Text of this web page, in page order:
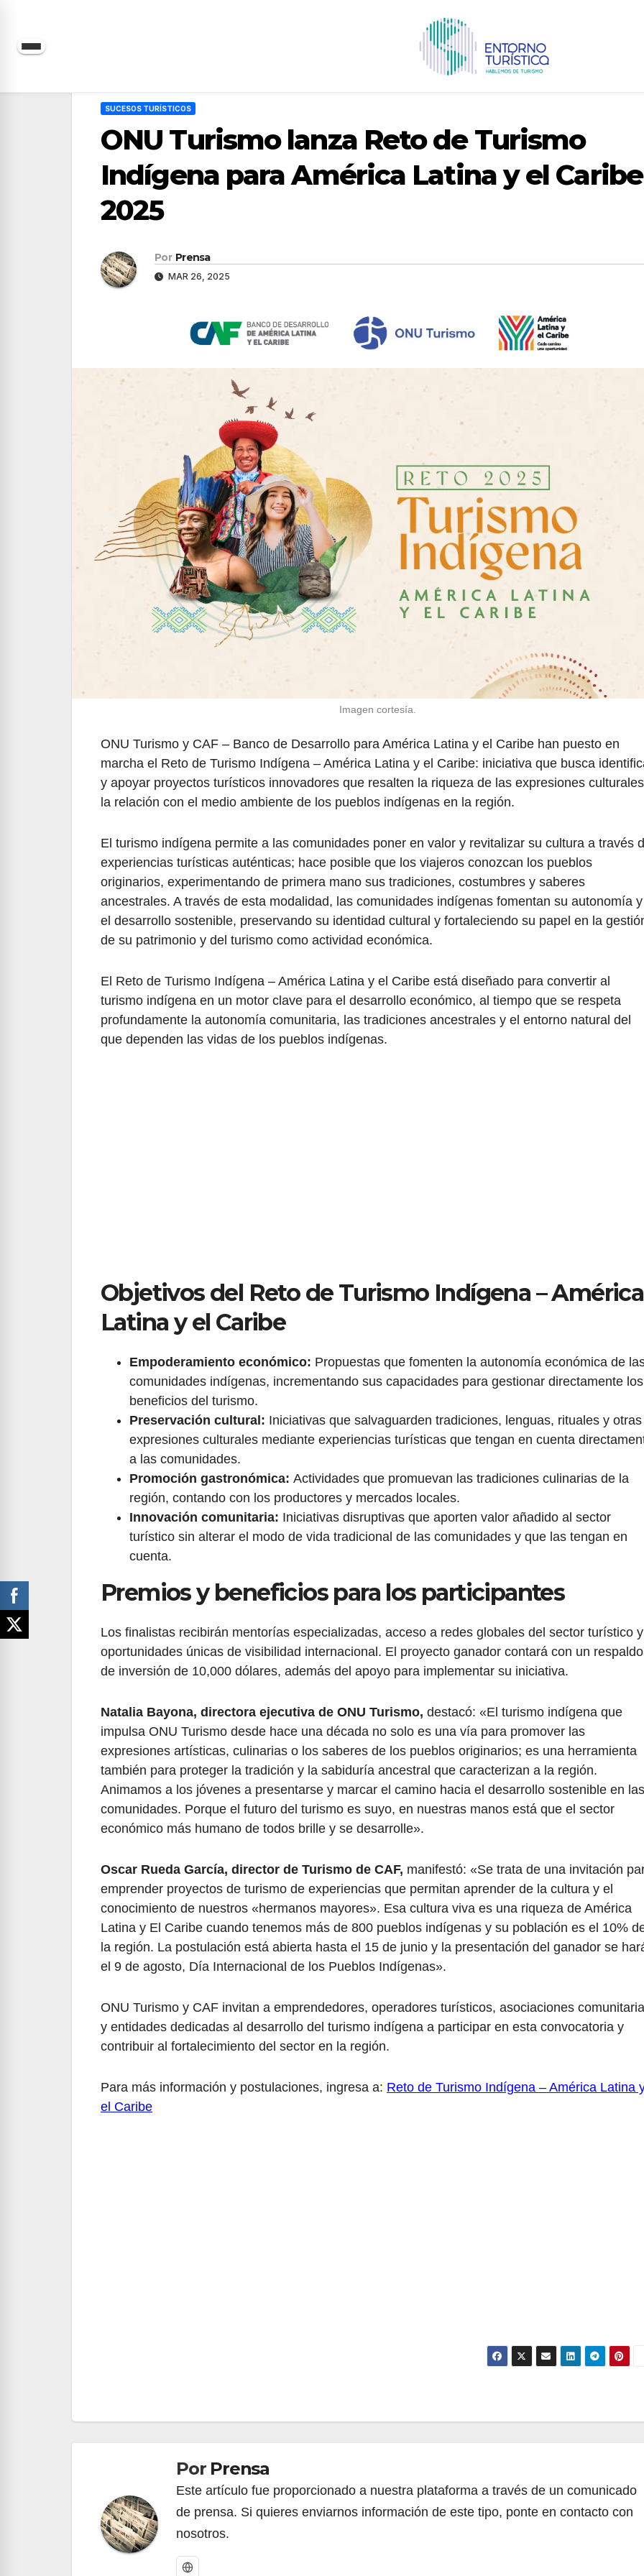
Saltar
SUCESOS TURÍSTICOS
ONU Turismo lanza Reto de Turismo
Indígena para América Latina y el Caribe
2025
Por Prensa
MAR 26, 2025
Imagen cortesía.
ONU Turismo y CAF – Banco de Desarrollo para América Latina y el Caribe han puesto en
marcha el Reto de Turismo Indígena – América Latina y el Caribe: iniciativa que busca
y apoyar proyectos turísticos innovadores que resalten la riqueza de las expresiones
la relación con el medio ambiente de los pueblos indígenas en la región.
El turismo indígena permite a las comunidades poner en valor y revitalizar su cultura a través
experiencias turísticas auténticas; hace posible que los viajeros conozcan los pueblos
originarios, experimentando de primera mano sus tradiciones, costumbres y saberes
ancestrales. A través de esta modalidad, las comunidades indígenas fomentan su autonomía y
el desarrollo sostenible, preservando su identidad cultural y fortaleciendo su papel en la
de su patrimonio y del turismo como actividad económica.
El Reto de Turismo Indígena – América Latina y el Caribe está diseñado para convertir al
turismo indígena en un motor clave para el desarrollo económico, al tiempo que se respeta
profundamente la autonomía comunitaria, las tradiciones ancestrales y el entorno natural del
que dependen las vidas de los pueblos indígenas.
Objetivos del Reto de Turismo Indígena – América
Latina y el Caribe
Empoderamiento económico: Propuestas que fomenten la autonomía económica de
comunidades indígenas, incrementando sus capacidades para gestionar directamente los
beneficios del turismo.
Preservación cultural: Iniciativas que salvaguarden tradiciones, lenguas, rituales y otras
expresiones culturales mediante experiencias turísticas que tengan en cuenta
a las comunidades.
Promoción gastronómica: Actividades que promuevan las tradiciones culinarias de la
región, contando con los productores y mercados locales.
Innovación comunitaria: Iniciativas disruptivas que aporten valor añadido al sector
turístico sin alterar el modo de vida tradicional de las comunidades y que las tengan en
cuenta.
Premios y beneficios para los participantes
Los finalistas recibirán mentorías especializadas, acceso a redes globales del sector turístico y
oportunidades únicas de visibilidad internacional. El proyecto ganador contará con un respaldo
de inversión de 10,000 dólares, además del apoyo para implementar su iniciativa.
Natalia Bayona, directora ejecutiva de ONU Turismo, destacó: «El turismo indígena que
impulsa ONU Turismo desde hace una década no solo es una vía para promover las
expresiones artísticas, culinarias o los saberes de los pueblos originarios; es una herramienta
también para proteger la tradición y la sabiduría ancestral que caracterizan a la región.
Animamos a los jóvenes a presentarse y marcar el camino hacia el desarrollo sostenible en las
comunidades. Porque el futuro del turismo es suyo, en nuestras manos está que el sector
económico más humano de todos brille y se desarrolle».
Oscar Rueda García, director de Turismo de CAF, manifestó: «Se trata de una invitación
emprender proyectos de turismo de experiencias que permitan aprender de la cultura y el
conocimiento de nuestros «hermanos mayores». Esa cultura viva es una riqueza de América
Latina y El Caribe cuando tenemos más de 800 pueblos indígenas y su población es el 10%
la región. La postulación está abierta hasta el 15 de junio y la presentación del ganador se
el 9 de agosto, Día Internacional de los Pueblos Indígenas».
ONU Turismo y CAF invitan a emprendedores, operadores turísticos, asociaciones
y entidades dedicadas al desarrollo del turismo indígena a participar en esta convocatoria y
contribuir al fortalecimiento del sector en la región.
Para más información y postulaciones, ingresa a: Reto de Turismo Indígena – América Latina
el Caribe
de
entradas
Por Prensa
Este artículo fue proporcionado a nuestra plataforma a través de un comunicado
de prensa. Si quieres enviarnos información de este tipo, ponte en contacto con
nosotros.